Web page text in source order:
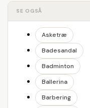
SE OGSÅ
Asketræ
Badesandal
Badminton
Ballerina
Barbering